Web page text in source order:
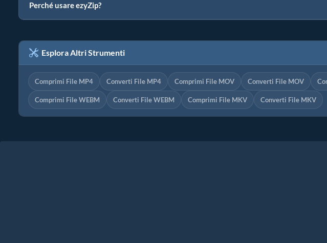
Perché usare ezyZip?
Esplora Altri Strumenti
Comprimi File MP4 Converti File MP4 Comprimi File MOV Converti File MOV
Comprimi File WEBM Converti File WEBM Comprimi File MKV Converti File MKV